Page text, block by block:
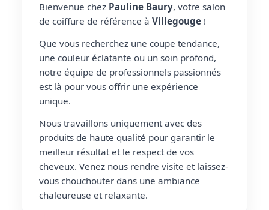
Bienvenue chez Pauline Baury, votre salon
de coiffure de référence à Villegouge !
Que vous recherchez une coupe tendance,
une couleur éclatante ou un soin profond,
notre équipe de professionnels passionnés
est là pour vous offrir une expérience
unique.
Nous travaillons uniquement avec des
produits de haute qualité pour garantir le
meilleur résultat et le respect de vos
cheveux. Venez nous rendre visite et laissez-
vous chouchouter dans une ambiance
chaleureuse et relaxante.